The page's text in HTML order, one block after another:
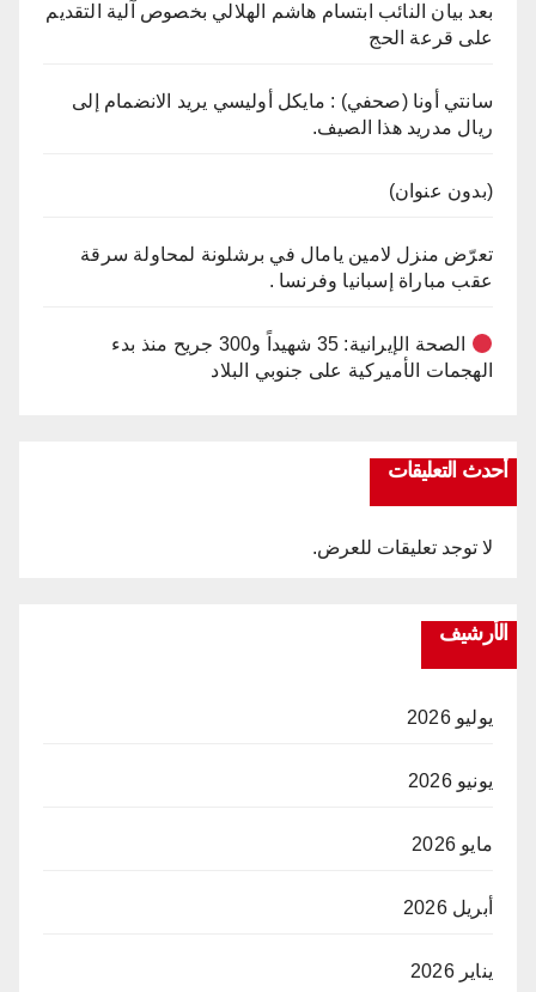
بعد بيان النائب ابتسام هاشم الهلالي بخصوص آلية التقديم
على قرعة الحج
سانتي أونا (صحفي) : مايكل أوليسي يريد الانضمام إلى
ريال مدريد هذا الصيف.
(بدون عنوان)
تعرّض منزل لامين يامال في برشلونة لمحاولة سرقة
عقب مباراة إسبانيا وفرنسا .
الصحة الإيرانية: 35 شهيداً و300 جريح منذ بدء
الهجمات الأميركية على جنوبي البلاد
أحدث التعليقات
لا توجد تعليقات للعرض.
الأرشيف
يوليو 2026
يونيو 2026
مايو 2026
أبريل 2026
يناير 2026